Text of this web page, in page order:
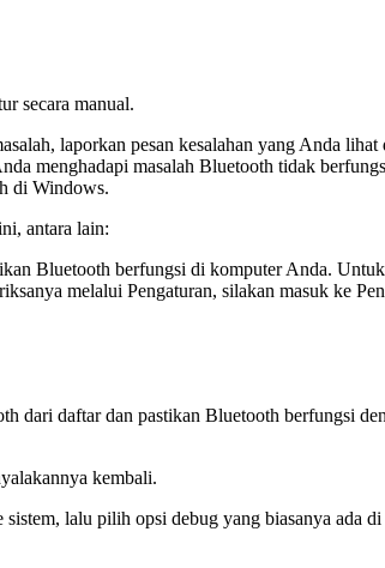
secara manual.
laporkan pesan kesalahan yang Anda
menghadapi masalah Bluetooth tidak
di Windows.
antara lain:
Bluetooth berfungsi di komputer Anda.
melalui Pengaturan, silakan masuk ke
dari daftar dan pastikan Bluetooth berfungsi
kembali.
lalu pilih opsi debug yang biasanya ada